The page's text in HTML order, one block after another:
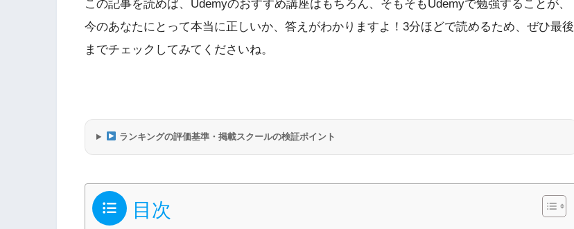
この記事を読めば、Udemyのおすすめ講座はもちろん、そもそもUdemyで勉強することが、
今のあなたにとって本当に正しいか、答えがわかりますよ！3分ほどで読めるため、ぜひ最後
までチェックしてみてくださいね。
ランキングの評価基準・掲載スクールの検証ポイント
目次